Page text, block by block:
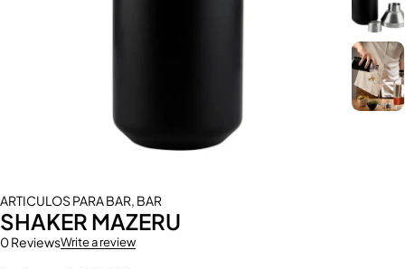
ARTICULOS PARA BAR, BAR
SHAKER MAZERU
0 ReviewsWrite a review